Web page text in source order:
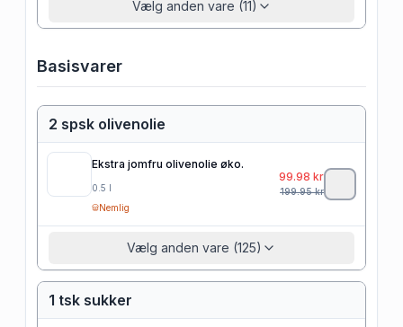
Vælg anden vare (11)
Basisvarer
2 spsk olivenolie
Ekstra jomfru olivenolie øko.
0.5 l
Nemlig
99.98 kr
199.95kr
Vælg anden vare (125)
1 tsk sukker